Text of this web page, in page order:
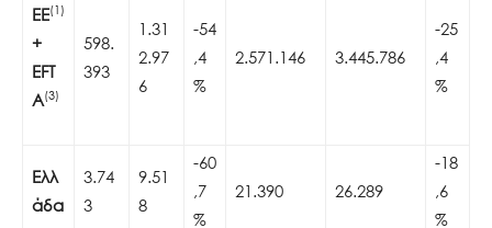
ΕΕ(1)
+
EFT
A(3)
598.
393
1.31
2.97
6
-54
,4
%
2.571.146 3.445.786
-25
,4
%
Ελλ
άδα
3.74
3
9.51
8
-60
,7
%
21.390 26.289
-18
,6
%